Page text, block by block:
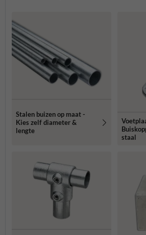
Stalen buizen op maat -
Kies zelf diameter &
lengte
staal